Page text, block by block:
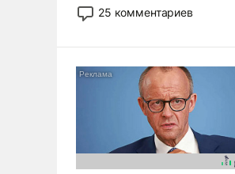
то это уже стараются не
использовать – так же, как
что оно уже несет негативные
коннотации.
25 комментариев